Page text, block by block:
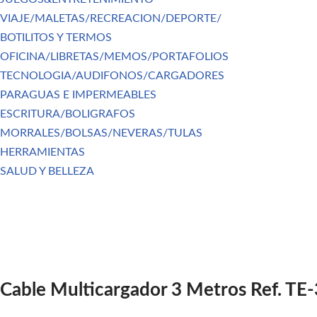
VIAJE/MALETAS/RECREACION/DEPORTE/
BOTILITOS Y TERMOS
OFICINA/LIBRETAS/MEMOS/PORTAFOLIOS
TECNOLOGIA/AUDIFONOS/CARGADORES
PARAGUAS E IMPERMEABLES
ESCRITURA/BOLIGRAFOS
MORRALES/BOLSAS/NEVERAS/TULAS
HERRAMIENTAS
SALUD Y BELLEZA
Cable Multicargador 3 Metros Ref.